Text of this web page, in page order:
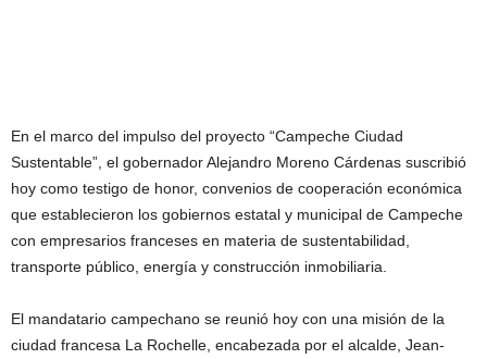
En el marco del impulso del proyecto “Campeche Ciudad
Sustentable”, el gobernador Alejandro Moreno Cárdenas suscribió
hoy como testigo de honor, convenios de cooperación económica
que establecieron los gobiernos estatal y municipal de Campeche
con empresarios franceses en materia de sustentabilidad,
transporte público, energía y construcción inmobiliaria.
El mandatario campechano se reunió hoy con una misión de la
ciudad francesa La Rochelle, encabezada por el alcalde, Jean-